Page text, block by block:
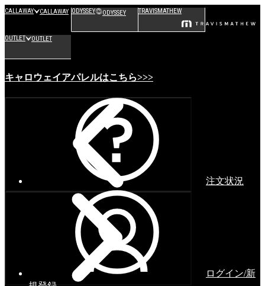
CALLAWAY CALLAWAY ODYSSEY ODYSSEY TRAVISMATHEW
OUTLET OUTLET
キャロウェイアパレルはこちら>>>
注文状況
ログイン/新